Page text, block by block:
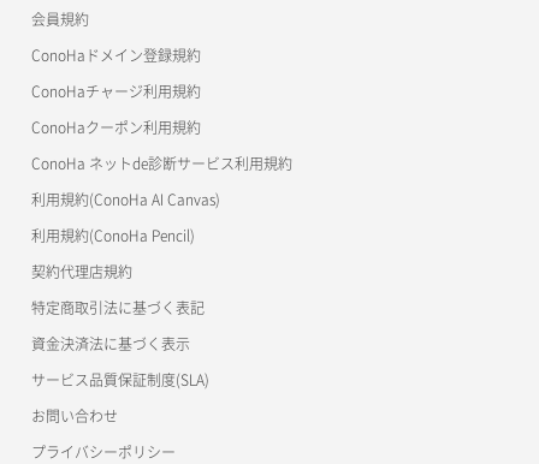
美雲このは徹底ガイド
会員規約
ConoHaドメイン登録規約
ConoHaチャージ利用規約
ConoHaクーポン利用規約
ConoHa ネットde診断サービス利用規約
利用規約(ConoHa AI Canvas)
利用規約(ConoHa Pencil)
契約代理店規約
特定商取引法に基づく表記
資金決済法に基づく表示
サービス品質保証制度(SLA)
お問い合わせ
プライバシーポリシー